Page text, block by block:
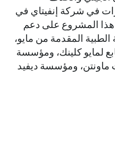
في شركة إنفيتاي في
المشروع على دعم
المقدمة من مايو،
لمايو كلينك، ومؤسسة
ماونتن، ومؤسسة ديفيد